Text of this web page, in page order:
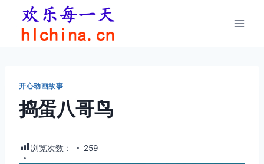
开心动画故事
捣蛋八哥鸟
浏览次数： 259